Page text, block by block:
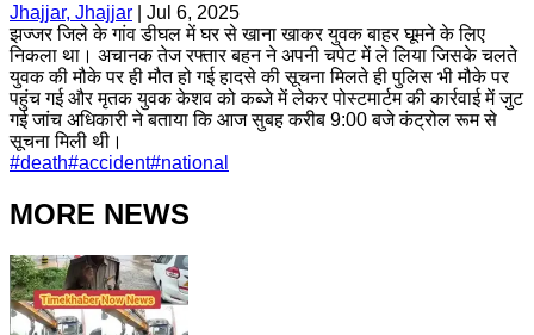
Jhajjar, Jhajjar
Jul 6, 2025
झज्जर जिले के गांव डीघल में घर से खाना खाकर युवक बाहर घूमने के लिए
निकला था। अचानक तेज रफ्तार बहन ने अपनी चपेट में ले लिया जिसके चलते
युवक की मौके पर ही मौत हो गई हादसे की सूचना मिलते ही पुलिस भी मौके पर
पहुंच गई और मृतक युवक केशव को कब्जे में लेकर पोस्टमार्टम की कार्रवाई में जुट
गई जांच अधिकारी ने बताया कि आज सुबह करीब 9:00 बजे कंट्रोल रूम से
सूचना मिली थी।
#death#accident#national
MORE NEWS